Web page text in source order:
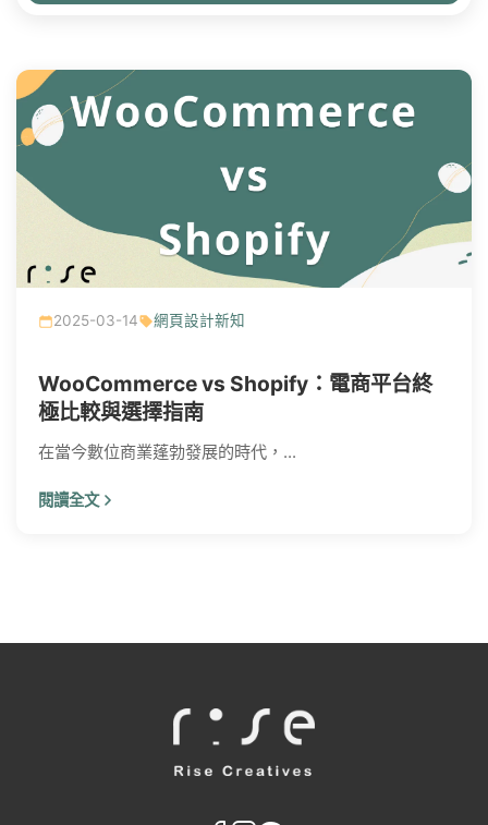
2025-03-14 網頁設計新知
WooCommerce vs Shopify：電商平台終
極比較與選擇指南
在當今數位商業蓬勃發展的時代，...
閱讀全文